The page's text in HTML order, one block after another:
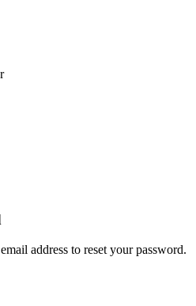
address to reset your password.